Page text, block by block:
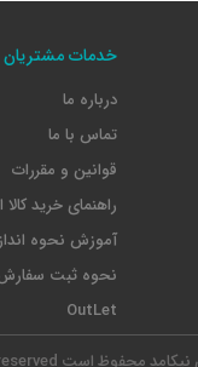
خدمات مشتریان
درباره ما
تماس با ما
قوانین و مقررات
راهنمای خرید کالا
آموزش نحوه
نحوه ثبت
OutLet
نیکامد محفوظ است